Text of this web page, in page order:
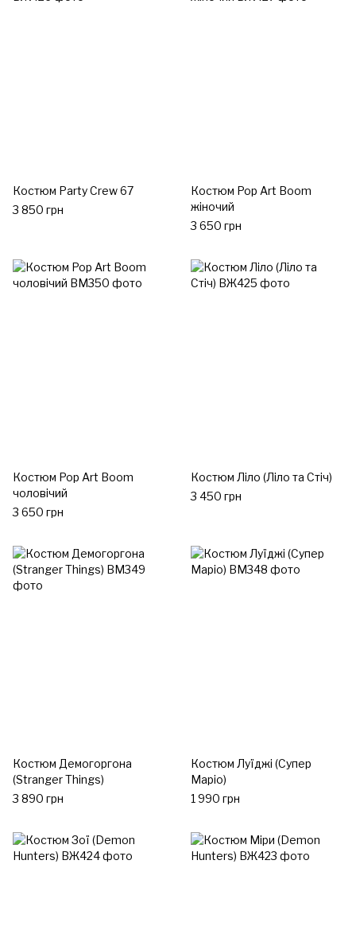
Костюм Party Crew 67
3 850 грн
Костюм Pop Art Boom
жіночий
3 650 грн
Костюм Pop Art Boom
чоловічий
3 650 грн
Костюм Ліло (Ліло та Стіч)
3 450 грн
Костюм Демогоргона
(Stranger Things)
3 890 грн
Костюм Луїджі (Супер
Маріо)
1 990 грн